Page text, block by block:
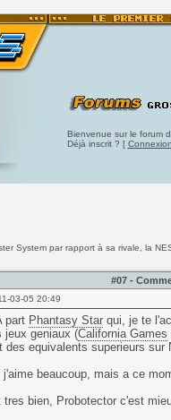
Bienvenue sur le forum
Déjà inscrit ? [ Connexion
System par rapport à sa rivale, la
#07 -
03-05 20:49
part Phantasy Starqui, je te
jeux geniaux (California Games
des equivalents superieurs sur
beaucoup, mais a ce
tres bien, Probotector c'est